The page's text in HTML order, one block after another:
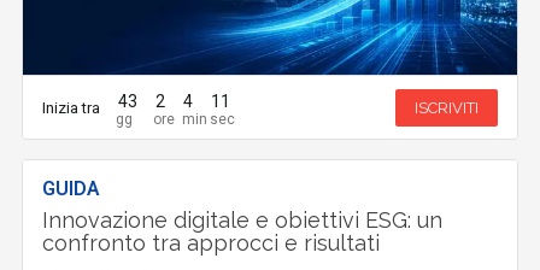
Inizia tra 43 2 4 10 ISCRIVITI
GUIDA
Innovazione digitale e obiettivi ESG: un
confronto tra approcci e risultati